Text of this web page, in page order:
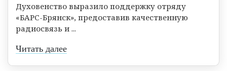
Духовенство выразило поддержку отряду
«БАРС-Брянск», предоставив качественную
радиосвязь и ...
Читать далее